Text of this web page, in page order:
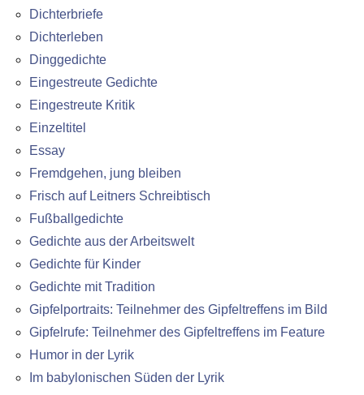
Dichterbriefe
Dichterleben
Dinggedichte
Eingestreute Gedichte
Eingestreute Kritik
Einzeltitel
Essay
Fremdgehen, jung bleiben
Frisch auf Leitners Schreibtisch
Fußballgedichte
Gedichte aus der Arbeitswelt
Gedichte für Kinder
Gedichte mit Tradition
Gipfelportraits: Teilnehmer des Gipfeltreffens im Bild
Gipfelrufe: Teilnehmer des Gipfeltreffens im Feature
Humor in der Lyrik
Im babylonischen Süden der Lyrik